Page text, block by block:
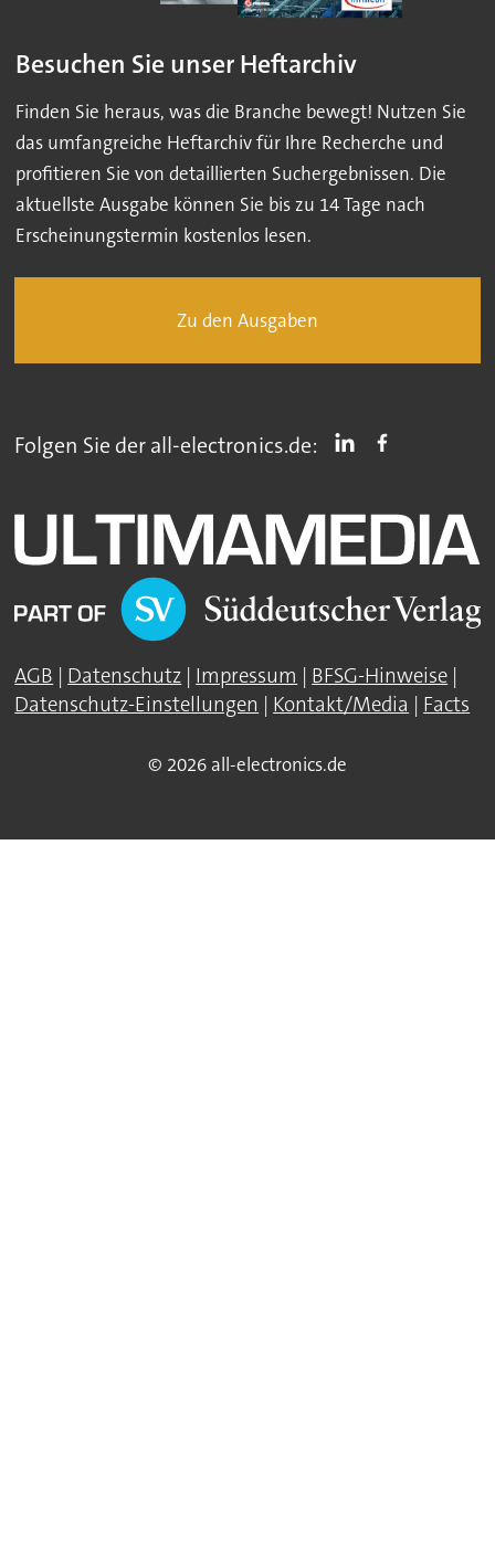
Besuchen Sie unser Heftarchiv
Finden Sie heraus, was die Branche bewegt! Nutzen Sie
das umfangreiche Heftarchiv für Ihre Recherche und
profitieren Sie von detaillierten Suchergebnissen. Die
aktuellste Ausgabe können Sie bis zu 14 Tage nach
Erscheinungstermin kostenlos lesen.
Zu den Ausgaben
Folgen Sie der all-electronics.de:
AGB Datenschutz Impressum BFSG-Hinweise
Datenschutz-Einstellungen
Kontakt/Media Facts
© 2026 all-electronics.de